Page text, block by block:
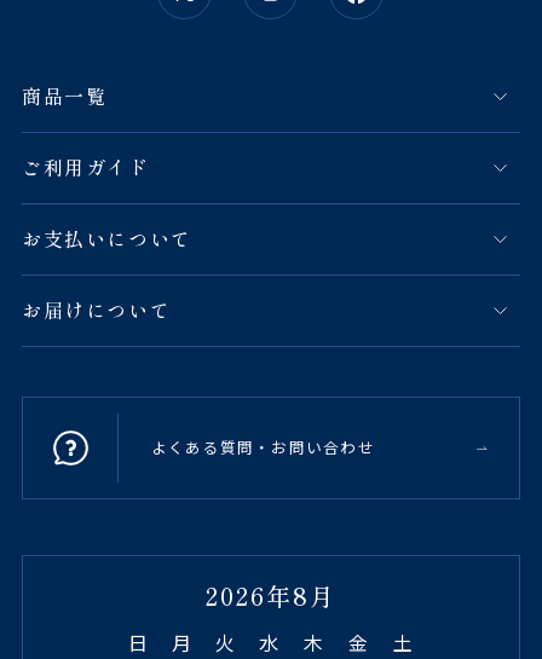
商品一覧
ご利用ガイド
お支払いについて
お届けについて
よくある質問・お問い合わせ
2026年8月
日 月 火 水 木 金 土